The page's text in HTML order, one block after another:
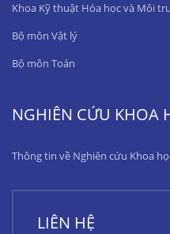
Khoa Kỹ thuật Hóa học và Môi
Bộ môn Vật lý
Bộ môn Toán
NGHIÊN CỨU KHOA
Thông tin về Nghiên cứu Khoa
LIÊN HỆ